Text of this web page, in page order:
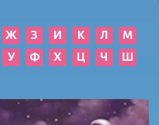
Ж З И К Л
М
У Ф Х Ц Ч
Ш